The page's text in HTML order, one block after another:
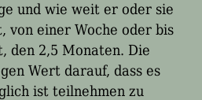
und wie weit er oder sie
von einer Woche oder bis
den 2,5 Monaten. Die
Wert darauf, dass es
ist teilnehmen zu